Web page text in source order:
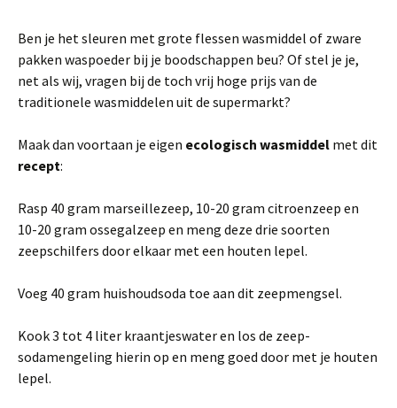
Ben je het sleuren met grote flessen wasmiddel of zware
pakken waspoeder bij je boodschappen beu? Of stel je je,
net als wij, vragen bij de toch vrij hoge prijs van de
traditionele wasmiddelen uit de supermarkt?
Maak dan voortaan je eigen ecologisch wasmiddel met dit
recept:
Rasp 40 gram marseillezeep, 10-20 gram citroenzeep en
10-20 gram ossegalzeep en meng deze drie soorten
zeepschilfers door elkaar met een houten lepel.
Voeg 40 gram huishoudsoda toe aan dit zeepmengsel.
Kook 3 tot 4 liter kraantjeswater en los de zeep-
sodamengeling hierin op en meng goed door met je houten
lepel.